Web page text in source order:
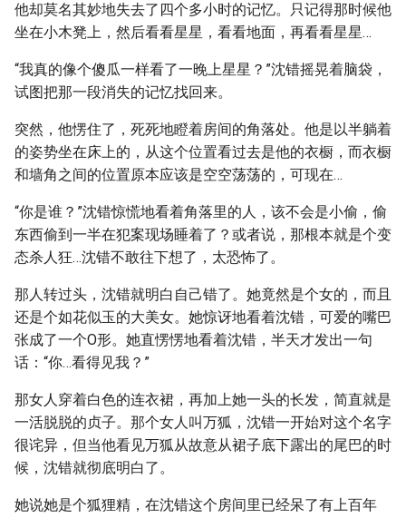
他却莫名其妙地失去了四个多小时的记忆。只记得那时候他
坐在小木凳上，然后看看星星，看看地面，再看看星星…
“我真的像个傻瓜一样看了一晚上星星？”沈错摇晃着脑袋，
试图把那一段消失的记忆找回来。
突然，他愣住了，死死地瞪着房间的角落处。他是以半躺着
的姿势坐在床上的，从这个位置看过去是他的衣橱，而衣橱
和墙角之间的位置原本应该是空空荡荡的，可现在…
“你是谁？”沈错惊慌地看着角落里的人，该不会是小偷，偷
东西偷到一半在犯案现场睡着了？或者说，那根本就是个变
态杀人狂…沈错不敢往下想了，太恐怖了。
那人转过头，沈错就明白自己错了。她竟然是个女的，而且
还是个如花似玉的大美女。她惊讶地看着沈错，可爱的嘴巴
张成了一个O形。她直愣愣地看着沈错，半天才发出一句
话：“你…看得见我？”
那女人穿着白色的连衣裙，再加上她一头的长发，简直就是
一活脱脱的贞子。那个女人叫万狐，沈错一开始对这个名字
很诧异，但当他看见万狐从故意从裙子底下露出的尾巴的时
候，沈错就彻底明白了。
她说她是个狐狸精，在沈错这个房间里已经呆了有上百年